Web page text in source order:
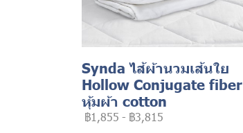
Synda ไส้ผ้านวมเส้นใย
Hollow Conjugate fiber
หุ้มผ้า cotton
฿1,855 - ฿3,815